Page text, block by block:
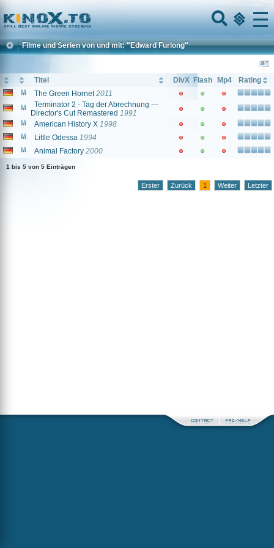
Home
Menu
Filme und Serien von und mit: "Edward Furlong"
Titel DivX Flash Mp4
Rating
The Green Hornet 2011
Terminator 2 - Tag der Abrechnung ---
Director's Cut Remastered 1991
American History X 1998
Little Odessa 1994
Animal Factory 2000
1 bis 5 von 5 Einträgen
Erster Zurück 1 Weiter Letzter